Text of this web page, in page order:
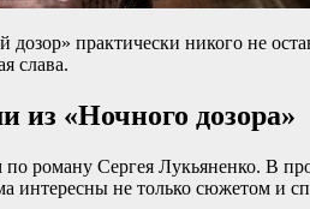
практически никого не
слава.
из «Ночного дозора»
роману Сергея Лукьяненко. В
интересны не только сюжетом и